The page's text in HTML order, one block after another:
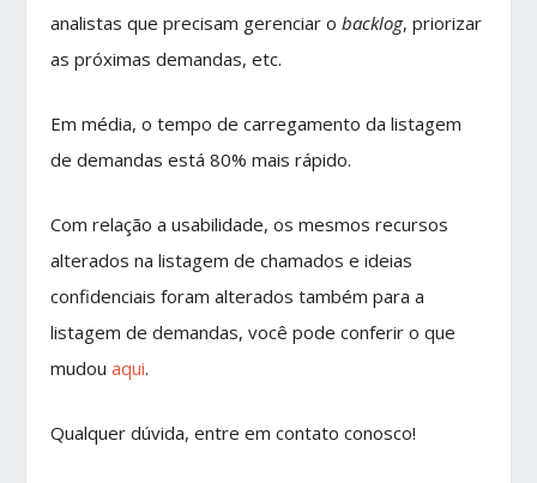
analistas que precisam gerenciar obacklog, priorizar
as próximas demandas, etc.
Em média, o tempo de carregamento da listagem
de demandas está 80% mais rápido.
Com relação a usabilidade, os mesmos recursos
alterados na listagem de chamados e ideias
confidenciais foram alterados também para a
listagem de demandas, você pode conferir o que
mudouaqui.
Qualquer dúvida, entre em contato conosco!